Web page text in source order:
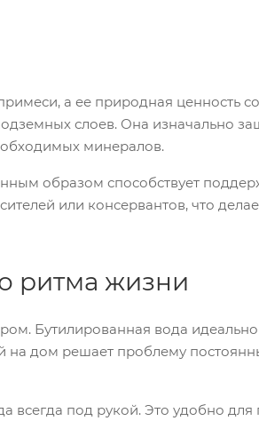
а ее природная ценность
слоев. Она изначально
минералов.
образом способствует
или консервантов, что
ритма жизни
Бутилированная вода
на дом решает проблему
всегда под рукой. Это удобно